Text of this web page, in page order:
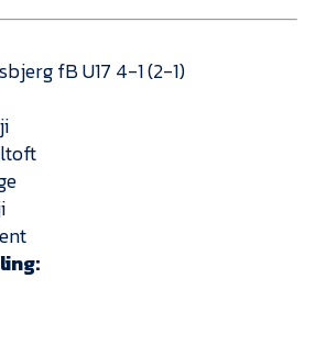
fB U17 4-1 (2-1)